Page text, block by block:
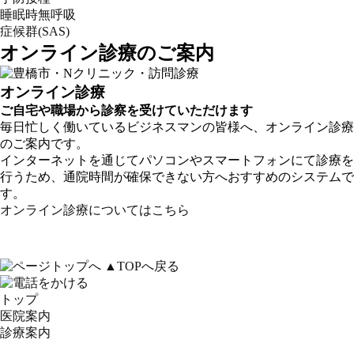
睡眠時無呼吸
症候群(SAS)
オンライン診療のご案内
オンライン診療
ご自宅や職場から診察を受けていただけます
毎日忙しく働いているビジネスマンの皆様へ、オンライン診療
のご案内です。
インターネットを通じてパソコンやスマートフォンにて診療を
行うため、通院時間が確保できない方へおすすめのシステムで
す。
オンライン診療についてはこちら
▲TOPへ戻る
トップ
医院案内
診療案内